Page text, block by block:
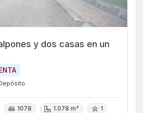
y dos casas en un
1078 1.078 m² 1